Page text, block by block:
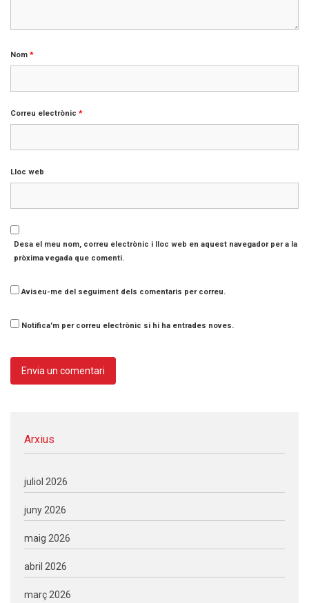
Nom *
Correu electrònic *
Lloc web
Desa el meu nom, correu electrònic i lloc web en aquest navegador per a la
pròxima vegada que comenti.
Aviseu-me del seguiment dels comentaris per correu.
Notifica'm per correu electrònic si hi ha entrades noves.
Arxius
juliol 2026
juny 2026
maig 2026
abril 2026
març 2026